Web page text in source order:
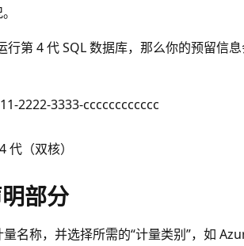
第 4 代 SQL 数据库，那么你的预留信息
2222-3333-cccccccccccc
代（双核）
部分
量名称，并选择所需的“计量类别”，如